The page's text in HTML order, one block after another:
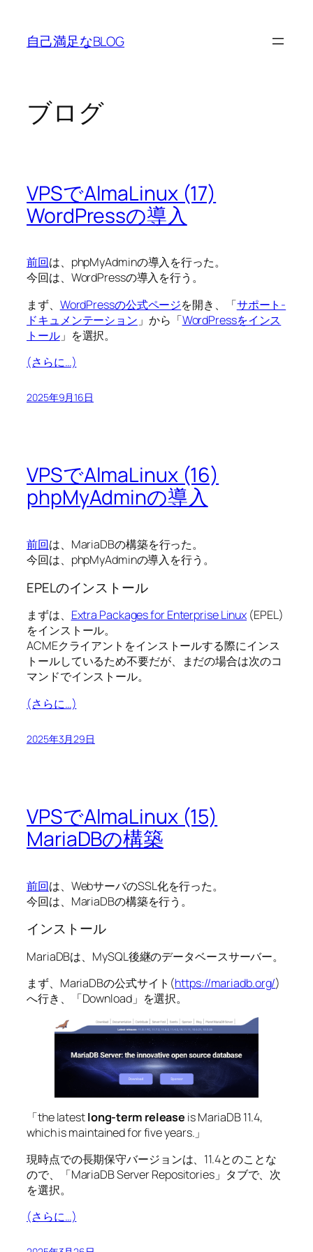
自己満足なBLOG
ブログ
VPSでAlmaLinux (17)
WordPressの導入
前回は、phpMyAdminの導入を行った。
今回は、WordPressの導入を行う。
まず、 WordPressの公式ページを開き、「サポート-
ドキュメンテーション 」から「WordPressをインス
トール」を選択。
(さらに…)
2025年9月16日
VPSでAlmaLinux (16)
phpMyAdminの導入
前回は、MariaDBの構築を行った。
今回は、phpMyAdminの導入を行う。
EPELのインストール
まずは、 Extra Packages for Enterprise Linux (EPEL)
をインストール。
ACMEクライアントをインストールする際にインス
トールしているため不要だが、まだの場合は次のコ
マンドでインストール。
(さらに…)
2025年3月29日
VPSでAlmaLinux (15)
MariaDBの構築
前回は、WebサーバのSSL化を行った。
今回は、MariaDBの構築を行う。
インストール
MariaDBは、MySQL後継のデータベースサーバー。
まず、MariaDBの公式サイト(https://mariadb.org/)
へ行き、「Download」を選択。
「the latestlong-term release is MariaDB 11.4,
which is maintained for five years.」
現時点での長期保守バージョンは、11.4とのことな
ので、「MariaDB Server Repositories」タブで、次
を選択。
(さらに…)